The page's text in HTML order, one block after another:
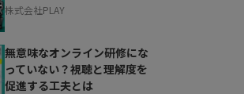
株式会社PLAY
無意味なオンライン研修にな
っていない？視聴と理解度を
促進する工夫とは